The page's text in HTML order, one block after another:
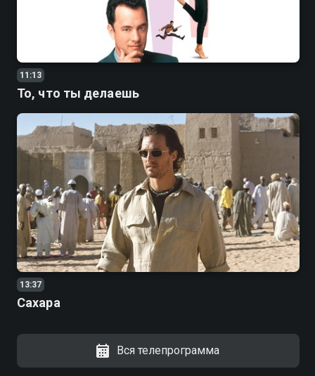
11:13
То, что ты делаешь
13:37
Сахара
Вся телепрограмма